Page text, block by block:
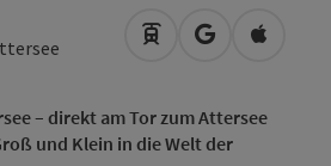
Anreise mit
in Google
in
– direkt am Tor zum Attersee
und Klein in die Welt der